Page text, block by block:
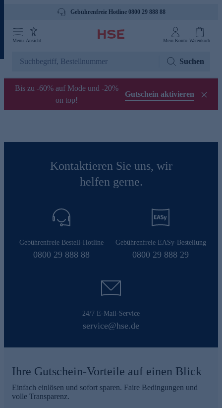
Gebührenfreie Hotline 0800 29 888 88
Menü Ansicht Mein Konto Warenkorb
Suchen
Bis zu -60% auf Mode und -20%
on top!
Gutschein aktivieren
Kontaktieren Sie uns, wir
helfen gerne.
Gebührenfreie Bestell-Hotline
0800 29 888 88
Gebührenfreie EASy-Bestellung
0800 29 888 29
24/7 E-Mail-Service
service@hse.de
Ihre Gutschein-Vorteile auf einen Blick
Einfach einlösen und sofort sparen. Faire Bedingungen und
volle Transparenz.